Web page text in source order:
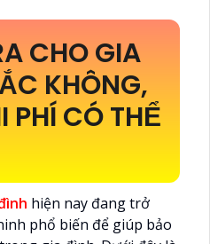
CHO GIA
KHÔNG,
PHÍ CÓ THỂ
hiện nay đang trở
phổ biến để giúp bảo